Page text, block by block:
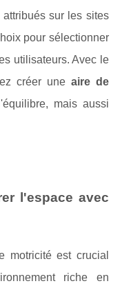
attribués sur les sites
pour sélectionner
utilisateurs. Avec le
créer une aire de
mais aussi
l'espace avec
motricité est crucial
riche en